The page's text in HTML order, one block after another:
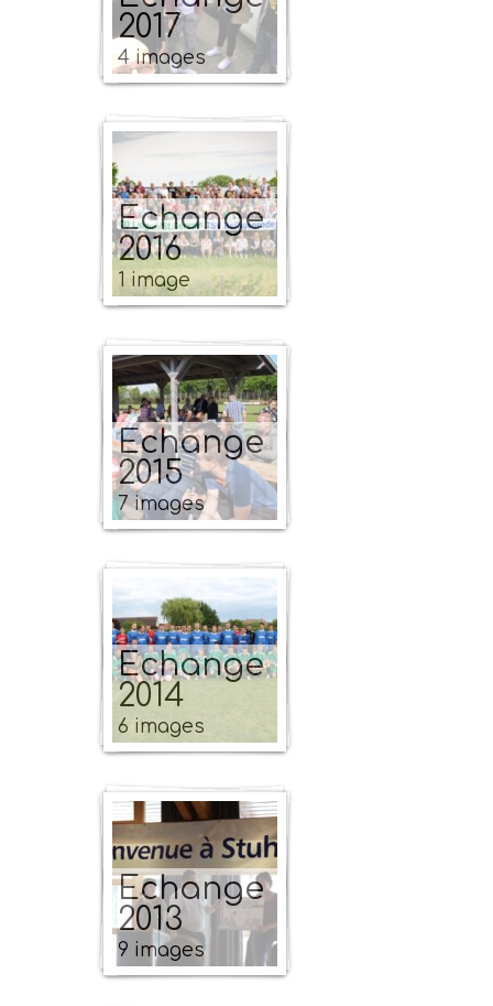
2017
4 images
Echange
2016
1 image
Echange
2015
7 images
Echange
2014
6 images
Echange
2013
9 images